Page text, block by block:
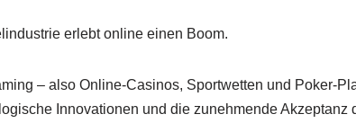
erlebt online einen Boom.
– also Online-Casinos, Sportwetten und Poker-
Innovationen und die zunehmende Akzeptanz